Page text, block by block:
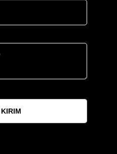
KIRIM